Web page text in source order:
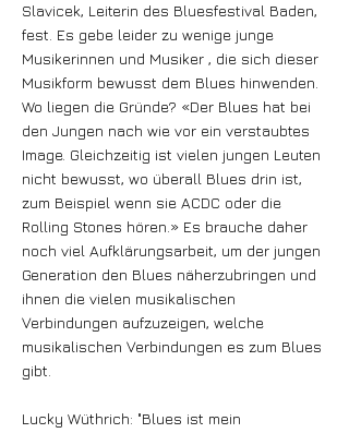
Slavicek, Leiterin des Bluesfestival Baden,
fest. Es gebe leider zu wenige junge
Musikerinnen und Musiker , die sich dieser
Musikform bewusst dem Blues hinwenden.
Wo liegen die Gründe? «Der Blues hat bei
den Jungen nach wie vor ein verstaubtes
Image. Gleichzeitig ist vielen jungen Leuten
nicht bewusst, wo überall Blues drin ist,
zum Beispiel wenn sie ACDC oder die
Rolling Stones hören.» Es brauche daher
noch viel Aufklärungsarbeit, um der jungen
Generation den Blues näherzubringen und
ihnen die vielen musikalischen
Verbindungen aufzuzeigen, welche
musikalischen Verbindungen es zum Blues
gibt.
Lucky Wüthrich: "Blues ist mein